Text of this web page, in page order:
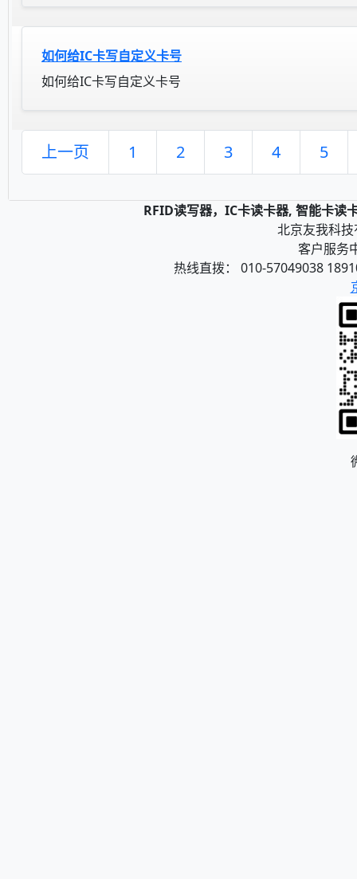
如何给IC卡写自定义卡号
如何给IC卡写自定义卡号
上一页 1 2 3 4 5
RFID读写器，IC卡读卡器, 智能卡读
北京友我科
客户服务
热线直拨： 010-57049038